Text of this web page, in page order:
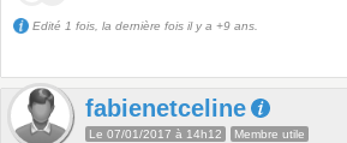
Edité 1 fois, la dernière fois il y a +9 ans.
fabienetceline
Le 07/01/2017 à 14h12 Membre utile